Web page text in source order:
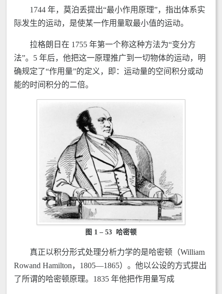
1744 年，莫泊丢提出“最小作用原理”，指出体系实
际发生的运动，是使某一作用量取最小值的运动。
拉格朗日在 1755 年第一个称这种方法为“变分方
法”。5 年后，他把这一原理推广到一切物体的运动，明
确规定了“作用量”的定义，即：运动量的空间积分或动
能的时间积分的二倍。
图 1 – 53 哈密顿
真正以积分形式处理分析力学的是哈密顿（William
Rowand Hamilton，1805—1865）。他以公设的方式提出
了所谓的哈密顿原理。1835 年他把作用量写成